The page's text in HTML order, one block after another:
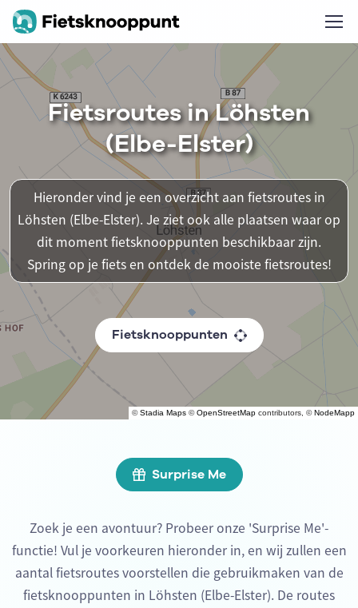
©Stadia Maps ©OpenStreetMap contributors, ©NodeMapp
Fietsroutes in Löhsten
(Elbe-Elster)
Hieronder vind je een overzicht aan fietsroutes in
Löhsten (Elbe-Elster). Je ziet ook alle plaatsen waar op
dit moment fietsknooppunten beschikbaar zijn.
Spring op je fiets en ontdek de mooiste fietsroutes!
Fietsknooppunten
Surprise Me
Zoek je een avontuur? Probeer onze 'Surprise Me'-
functie! Vul je voorkeuren hieronder in, en wij zullen een
aantal fietsroutes voorstellen die gebruikmaken van de
fietsknooppunten in Löhsten (Elbe-Elster). De routes